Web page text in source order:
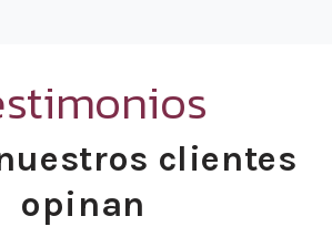
clientes
opinan